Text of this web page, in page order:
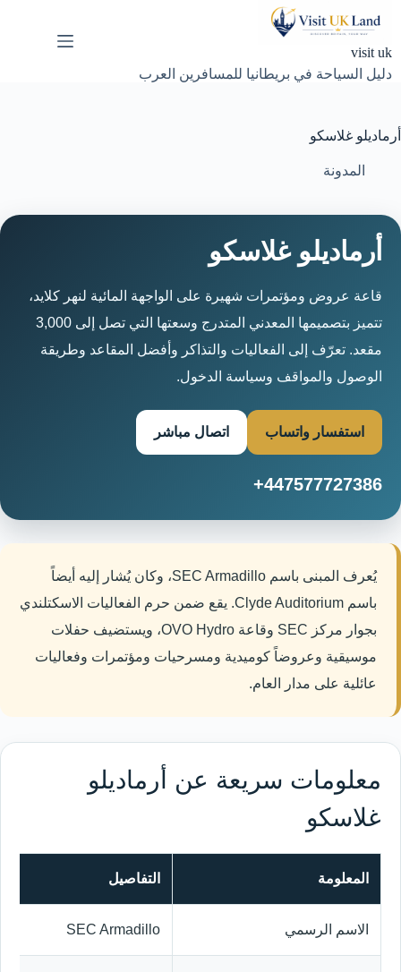
visit uk
دليل السياحة في بريطانيا للمسافرين العرب
أرماديلو غلاسكو
المدونة
أرماديلو غلاسكو
قاعة عروض ومؤتمرات شهيرة على الواجهة المائية لنهر كلايد،
تتميز بتصميمها المعدني المتدرج وسعتها التي تصل إلى 3,000
مقعد. تعرّف إلى الفعاليات والتذاكر وأفضل المقاعد وطريقة
الوصول والمواقف وسياسة الدخول.
استفسار واتساب اتصال مباشر
+447577727386
يُعرف المبنى باسم SEC Armadillo، وكان يُشار إليه أيضاً
باسم Clyde Auditorium. يقع ضمن حرم الفعاليات الاسكتلندي
بجوار مركز SEC وقاعة OVO Hydro، ويستضيف حفلات
موسيقية وعروضاً كوميدية ومسرحيات ومؤتمرات وفعاليات
عائلية على مدار العام.
معلومات سريعة عن أرماديلو
غلاسكو
المعلومة التفاصيل
الاسم الرسمي SEC Armadillo